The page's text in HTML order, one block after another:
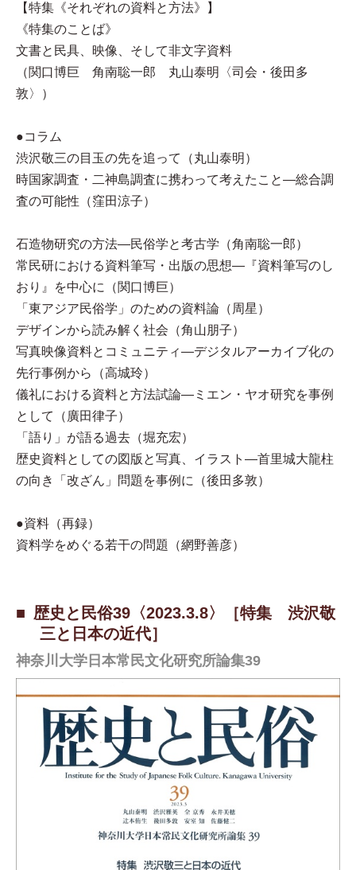
【特集《それぞれの資料と方法》】
《特集のことば》
文書と民具、映像、そして非文字資料
（関口博巨 角南聡一郎 丸山泰明〈司会・後田多
敦〉）
●コラム
渋沢敬三の目玉の先を追って（丸山泰明）
時国家調査・二神島調査に携わって考えたこと—総合調
査の可能性（窪田涼子）
石造物研究の方法—民俗学と考古学（角南聡一郎）
常民研における資料筆写・出版の思想—『資料筆写のし
おり』を中心に（関口博巨）
「東アジア民俗学」のための資料論（周星）
デザインから読み解く社会（角山朋子）
写真映像資料とコミュニティ—デジタルアーカイブ化の
先行事例から（高城玲）
儀礼における資料と方法試論—ミエン・ヤオ研究を事例
として（廣田律子）
「語り」が語る過去（堀充宏）
歴史資料としての図版と写真、イラスト—首里城大龍柱
の向き「改ざん」問題を事例に（後田多敦）
●資料（再録）
資料学をめぐる若干の問題（網野善彦）
歴史と民俗39〈2023.3.8〉［特集 渋沢敬
三と日本の近代］
神奈川大学日本常民文化研究所論集39